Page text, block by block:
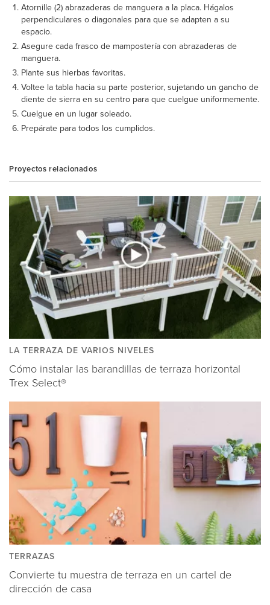
Atornille (2) abrazaderas de manguera a la placa. Hágalos
perpendiculares o diagonales para que se adapten a su
espacio.
Asegure cada frasco de mampostería con abrazaderas de
manguera.
Plante sus hierbas favoritas.
Voltee la tabla hacia su parte posterior, sujetando un gancho de
diente de sierra en su centro para que cuelgue uniformemente.
Cuelgue en un lugar soleado.
Prepárate para todos los cumplidos.
Proyectos relacionados
LA TERRAZA DE VARIOS NIVELES
Cómo instalar las barandillas de terraza horizontal
Trex Select®
TERRAZAS
Convierte tu muestra de terraza en un cartel de
dirección de casa